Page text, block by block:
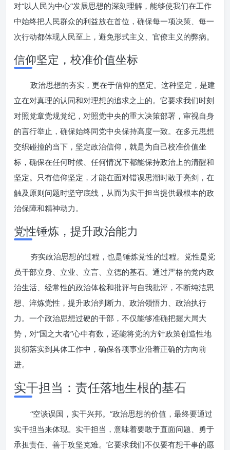
对“以人民为中心”发展思想的深刻理解，能够使我们在工作
中始终把人民群众的利益放在首位，确保每一项决策、每一
次行动都体现人民至上，避免形式主义、官僚主义的弊病。
信仰坚定，校准价值坐标
政治思想的夯实，更在于信仰的坚定。这种坚定，是建
立在对真理的认同和对理想的追求之上的。它要求我们时刻
对照党章党规党纪，对照党中央的重大决策部署，审视自身
的言行举止，确保始终同党中央保持高度一致。在多元思想
交织碰撞的当下，坚定政治信仰，就是为自己校准价值坐
标，确保在任何时候、任何情况下都能保持政治上的清醒和
坚定。只有信仰坚定，才能在面对错误思潮时敢于亮剑，在
触及原则问题时坚守底线，从而为实干担当提供最根本的政
治保障和精神动力。
党性锤炼，提升政治能力
夯实政治思想的过程，也是锤炼党性的过程。党性是党
员干部立身、立业、立言、立德的基石。通过严格的党内政
治生活、经常性的政治体检和批评与自我批评，不断纯洁思
想、淬炼党性，提升政治判断力、政治领悟力、政治执行
力。一个政治思想过硬的干部，不仅能够准确把握大局大
势，对“国之大者”心中有数，还能将党的方针政策创造性地
贯彻落实到具体工作中，确保各项事业沿着正确的方向前
进。
实干担当：责任落地生根的基石
“空谈误国，实干兴邦。”政治思想的价值，最终要通过
实干担当来体现。实干担当，意味着要敢于直面问题、勇于
承担责任、善于攻坚克难。它要求我们不仅要有想干事的愿